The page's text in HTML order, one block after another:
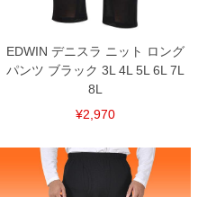
EDWIN デニスラ ニット ロング
パンツ ブラック 3L 4L 5L 6L 7L
8L
¥2,970